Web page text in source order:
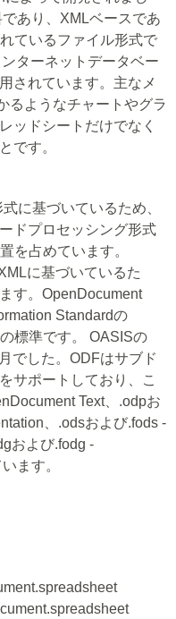
あり、XMLベースであ
ているファイル形式で
ターネットデータベー
されています。主なメ
るようなチャートやグラ
ッドシートだけでなく
です。
に基づいているため、
ドプロセッシング形式
を占めています。
に基づいているた
す。OpenDocument
Standardの
標準です。 OASISの
でした。ODFはサブド
サポートしており、こ
Text、.odpお
、.odsおよび.fods -
および.fodg -
ます。